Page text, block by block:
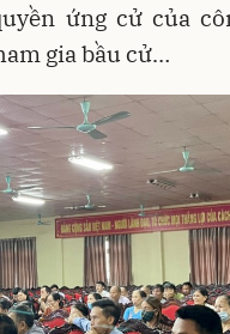
ứng cử của
gia bầu cử…